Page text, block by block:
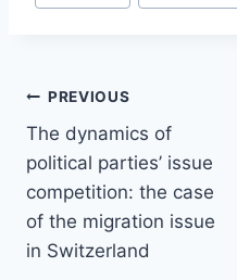
Post
navigation
PREVIOUS
The dynamics of
political parties’ issue
competition: the case
of the migration issue
in Switzerland